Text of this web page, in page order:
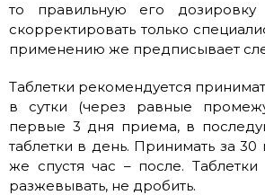
то правильную его
скорректировать только
применению же предписывает
Таблетки рекомендуется
в сутки (через равные
первые 3 дня приема, в
таблетки в день. Принимать за
же спустя час – после.
разжевывать, не дробить.